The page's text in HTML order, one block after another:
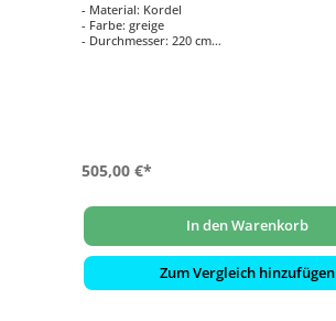
- Material: Kordel
- Farbe: greige
- Durchmesser: 220 cm
505,00 €*
In den Warenkorb
Zum Vergleich hinzufügen